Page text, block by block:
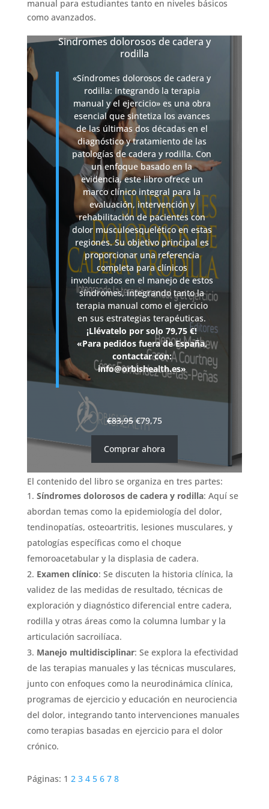
manual para estudiantes tanto en niveles básicos
como avanzados.
Sindromes dolorosos de cadera y
rodilla
«Síndromes dolorosos de cadera y
rodilla: Integrando la terapia
manual y el ejercicio» es una obra
esencial que sintetiza los avances
de las últimas dos décadas en el
diagnóstico y tratamiento de las
patologías de cadera y rodilla. Con
un enfoque basado en la
evidencia, este libro ofrece un
marco clínico integral para la
evaluación, intervención y
rehabilitación de pacientes con
dolor musculoesquelético en estas
regiones. Su objetivo principal es
proporcionar una referencia
completa para clínicos
involucrados en el manejo de estos
síndromes, integrando tanto la
terapia manual como el ejercicio
en sus estrategias terapéuticas.
¡Llévatelo por solo 79,75 €!
«Para pedidos fuera de España,
contactar con:
info@orbishealth.es»
€83,95 €79,75
Comprar ahora
El contenido del libro se organiza en tres partes:
Síndromes dolorosos de cadera y rodilla: Aquí se
abordan temas como la epidemiología del dolor,
tendinopatías, osteoartritis, lesiones musculares, y
patologías específicas como el choque
femoroacetabular y la displasia de cadera.
Examen clínico: Se discuten la historia clínica, la
validez de las medidas de resultado, técnicas de
exploración y diagnóstico diferencial entre cadera,
rodilla y otras áreas como la columna lumbar y la
articulación sacroilíaca.
Manejo multidisciplinar: Se explora la efectividad
de las terapias manuales y las técnicas musculares,
junto con enfoques como la neurodinámica clínica,
programas de ejercicio y educación en neurociencia
del dolor, integrando tanto intervenciones manuales
como terapias basadas en ejercicio para el dolor
crónico.
Páginas: 1 2 3 4 5 6 7 8